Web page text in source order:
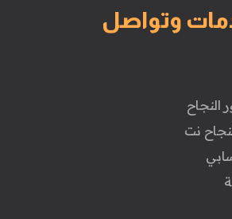
وتواصل
النجاح
نت